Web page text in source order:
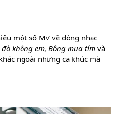
một số MV về dòng nhạc
đò không em, Bông mua tím và
ngoài những ca khúc mà